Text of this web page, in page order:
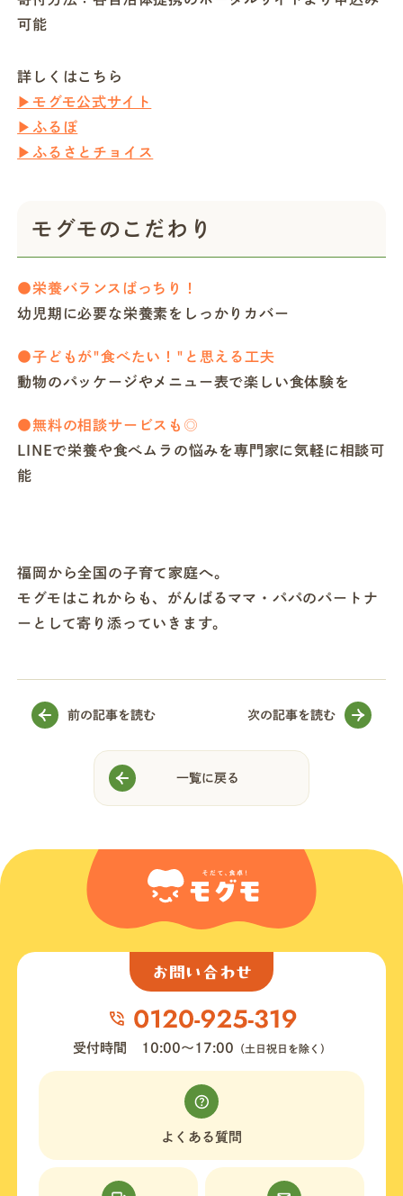
可能
詳しくはこちら
▶モグモ公式サイト
▶ふるぽ
▶ふるさとチョイス
モグモのこだわり
●栄養バランスばっちり！
幼児期に必要な栄養素をしっかりカバー
●子どもが"食べたい！"と思える工夫
動物のパッケージやメニュー表で楽しい食体験を
●無料の相談サービスも◎
LINEで栄養や食べムラの悩みを専門家に気軽に相談可
能
福岡から全国の子育て家庭へ。
モグモはこれからも、がんばるママ・パパのパートナ
ーとして寄り添っていきます。
前の記事を読む
一覧に戻る
次の記事を読む
お問い合わせ
受付時間 10:00〜17:00 （土日祝日を除く）
よくある質問